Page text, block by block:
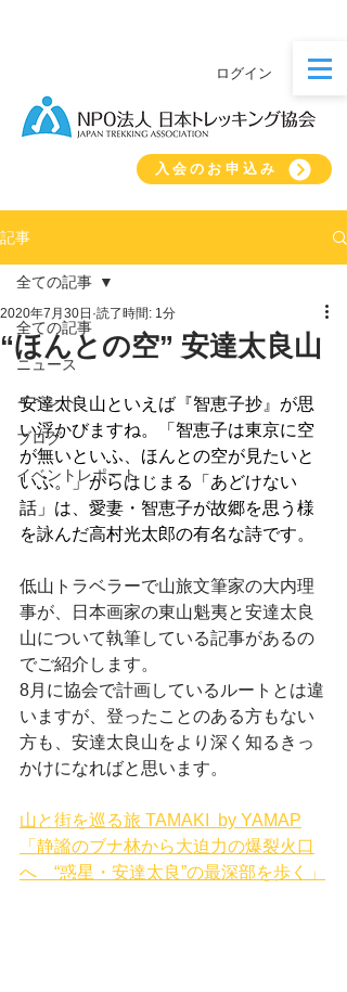
ログイン
入会のお申込み
記事
全ての記事
ニュース
イベント
ブログ
イベントレポート
全ての記事
“ほんとの空” 安達太良山
2020年7月30日 読了時間: 1分
安達太良山といえば『智恵子抄』が思
い浮かびますね。「智恵子は東京に空
が無いといふ、ほんとの空が見たいと
いふ。」からはじまる「あどけない
話」は、愛妻・智恵子が故郷を思う様
を詠んだ高村光太郎の有名な詩です。
低山トラベラーで山旅文筆家の大内理
事が、日本画家の東山魁夷と安達太良
山について執筆している記事があるの
でご紹介します。
8月に協会で計画しているルートとは違
いますが、登ったことのある方もない
方も、安達太良山をより深く知るきっ
かけになればと思います。
山と街を巡る旅 TAMAKI  by YAMAP
「静謐のブナ林から大迫力の爆裂火口
へ　“惑星・安達太良”の最深部を歩く」